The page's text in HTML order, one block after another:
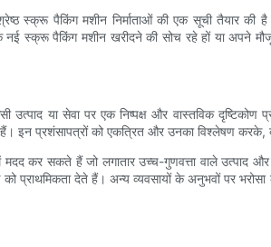
स्क्रू पैकिंग मशीन निर्माताओं की एक सूची तैयार
नई स्क्रू पैकिंग मशीन खरीदने की सोच रहे हों या
उत्पाद या सेवा पर एक निष्पक्ष और वास्तविक
इन प्रशंसापत्रों को एकत्रित और उनका विश्लेषण
कर सकते हैं जो लगातार उच्च-गुणवत्ता वाले उत्पाद
प्राथमिकता देते हैं। अन्य व्यवसायों के अनुभवों पर